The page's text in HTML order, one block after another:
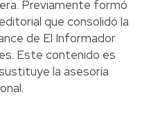
Previamente formó
que consolidó la
de El Informador
Este contenido es
la asesoría